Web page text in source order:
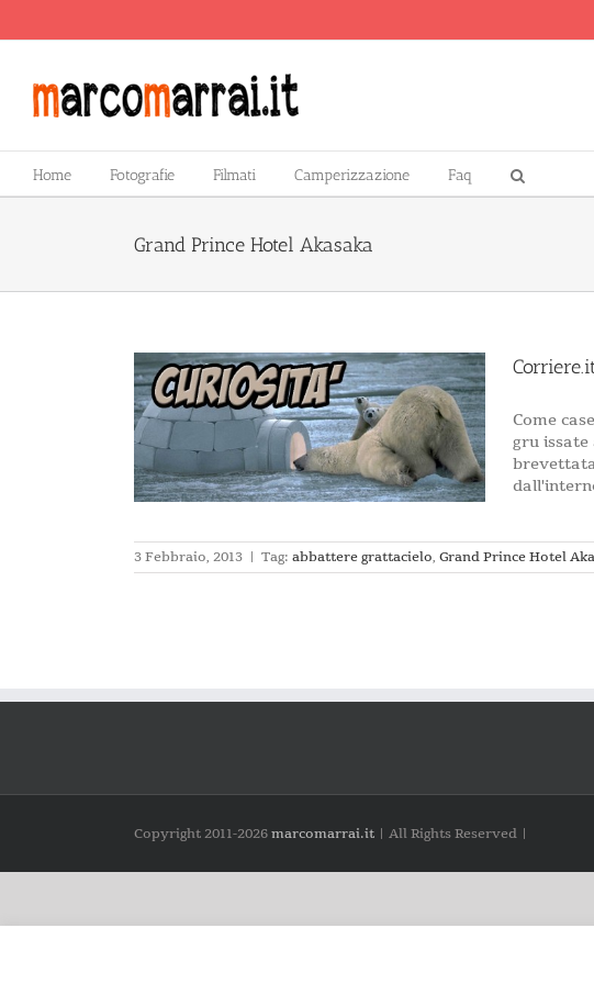
Home Fotografie Filmati Camperizzazione Faq
Grand Prince Hotel Akasaka
Come
gru issate
3 Febbraio, 2013 | Tag: abbattere grattacielo, Grand Prince Hotel
Copyright 2011-2026marcomarrai.it | All Rights Reserved |